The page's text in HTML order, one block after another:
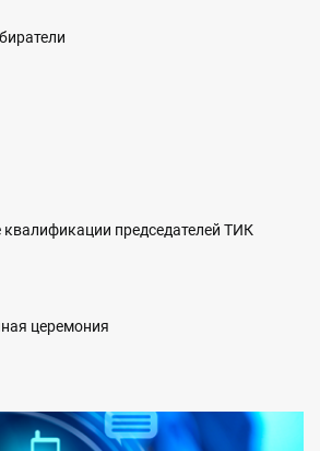
председателей ТИК
церемония